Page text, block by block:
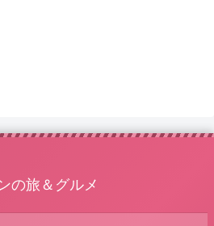
の旅＆グルメ